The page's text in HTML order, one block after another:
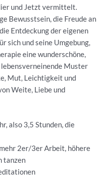
und Jetzt vermittelt.
Bewusstsein, die Freude an
Entdeckung der eigenen
sich und seine Umgebung,
eine wunderschöne,
Muster
Mut, Leichtigkeit und
Weite, Liebe und
also 3,5 Stunden, die
2er/3er Arbeit, höhere
tanzen